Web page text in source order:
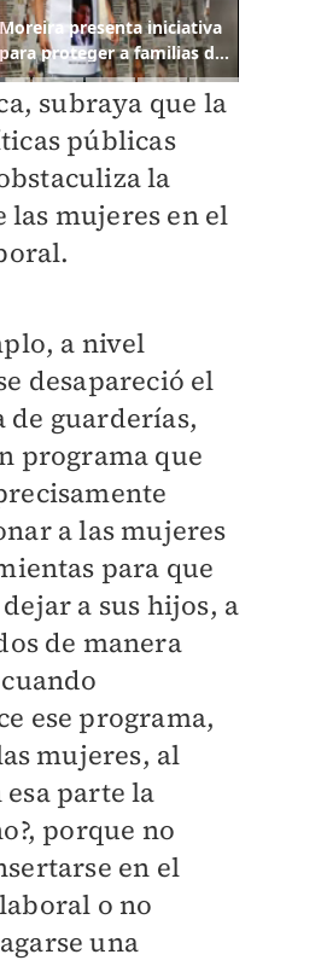
subraya que la
públicas
la
las mujeres en el
a nivel
desapareció el
de guarderías,
programa que
a las mujeres
para que
a sus hijos, a
de manera
ese programa,
mujeres, al
parte la
porque no
en el
o no
una